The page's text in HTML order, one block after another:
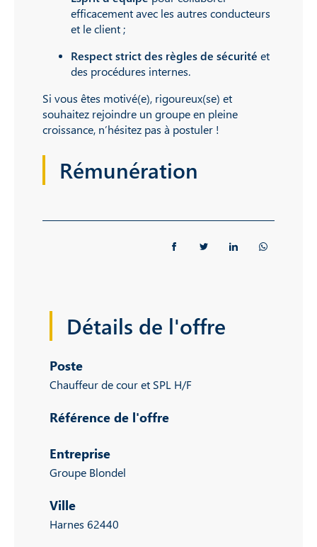
efficacement avec les autres conducteurs
et le client ;
Respect strict des règles de sécurité et
des procédures internes.
Si vous êtes motivé(e), rigoureux(se) et
souhaitez rejoindre un groupe en pleine
croissance, n’hésitez pas à postuler !
Rémunération
Détails de l'offre
Poste
Chauffeur de cour et SPL H/F
Référence de l'offre
Entreprise
Groupe Blondel
Ville
Harnes 62440